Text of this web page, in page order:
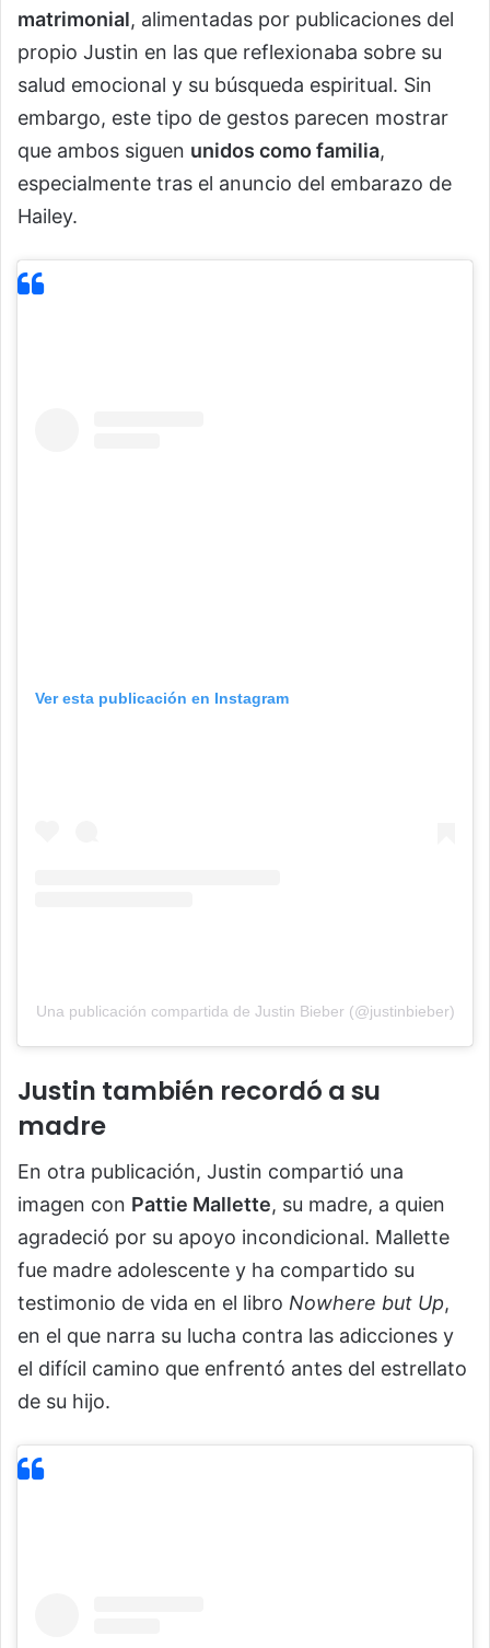
matrimonial, alimentadas por publicaciones del
propio Justin en las que reflexionaba sobre su
salud emocional y su búsqueda espiritual. Sin
embargo, este tipo de gestos parecen mostrar
que ambos siguen unidos como familia,
especialmente tras el anuncio del embarazo de
Hailey.
Ver esta publicación en Instagram
Una publicación compartida de Justin Bieber (@justinbieber)
Justin también recordó a su
madre
En otra publicación, Justin compartió una
imagen con Pattie Mallette, su madre, a quien
agradeció por su apoyo incondicional. Mallette
fue madre adolescente y ha compartido su
testimonio de vida en el libro Nowhere but Up,
en el que narra su lucha contra las adicciones y
el difícil camino que enfrentó antes del estrellato
de su hijo.